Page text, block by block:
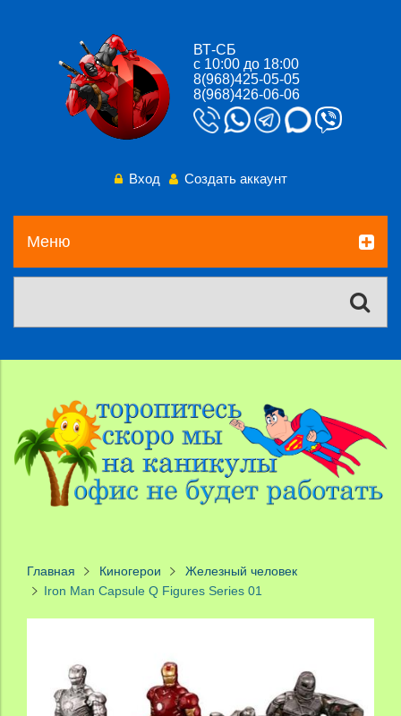
ВТ-СБ
с 10:00 до 18:00
8(968)425-05-05
8(968)426-06-06
Вход Создать аккаунт
Меню
Главная Киногерои
Железный человек
Iron Man Capsule Q Figures Series 01